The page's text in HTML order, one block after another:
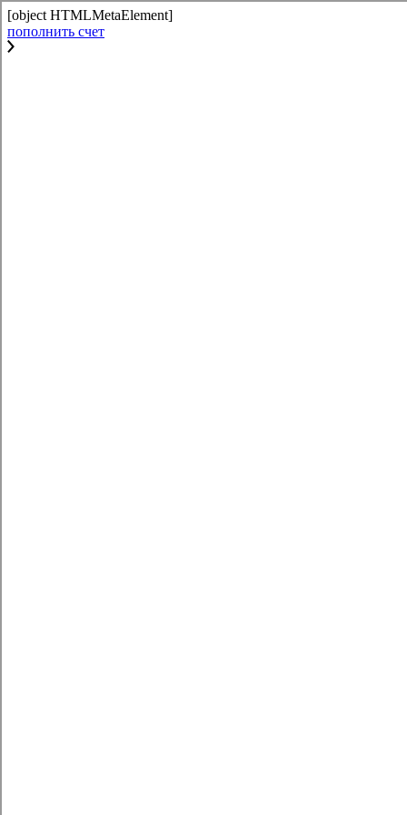
[object HTMLMetaElement]
пополнить счет